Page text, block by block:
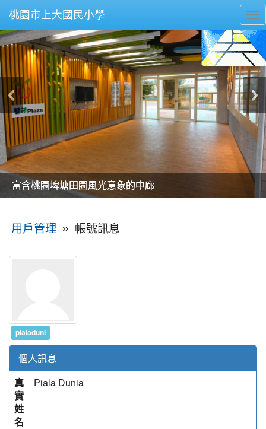
桃園市上大國民小學
美麗的操場是我們活力的來源
美麗的操場是我們活力的來源
煥然一新的小司令台
煥然一新的小司令台
富含桃園埤塘田園風光意象的中廊
富含桃園埤塘田園風光意象的中廊
嶄新的中庭廣場
嶄新的中庭廣場
水生池生生不息
水生池生生不息
用戶管理 » 帳號訊息
pialaduni
個人訊息
真
實
姓
名
Piala Dunia